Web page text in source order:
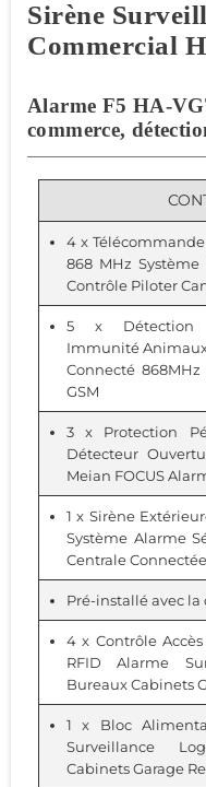
Sirène
Commercial
Alarme F5 HA-
commerce,
4 x
868 MHz
Contrôle Piloter
5 x Détection
Immunité Animaux
Connecté
GSM
3 x Protection
Détecteur
Meian FOCUS
1 x Sirène
Système Alarme
Centrale
Pré-installé avec
4 x Contrôle
RFID Alarme
Bureaux Cabinets
1 x Bloc
Surveillance
Cabinets Garage